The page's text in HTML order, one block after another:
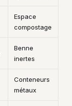
Espace
compostage
Benne
inertes
Conteneurs
métaux